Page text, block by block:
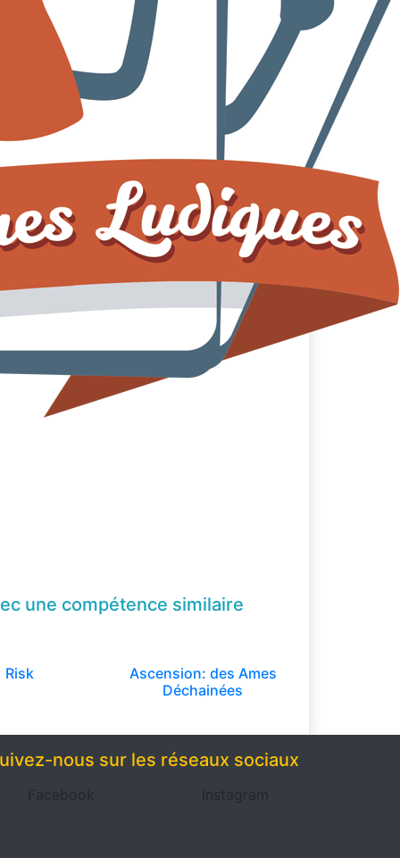
une compétence similaire
Risk
Ascension: des Ames
Déchainées
nous sur les réseaux sociaux
Facebook Instagram